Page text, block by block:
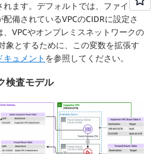
ます。デフォルトでは、ファイア
備されているVPCのCIDRに設定さ
VPCやオンプレミスネットワークの
象とするために、この変数を拡張す
キュメント を参照してください。
検査モデル